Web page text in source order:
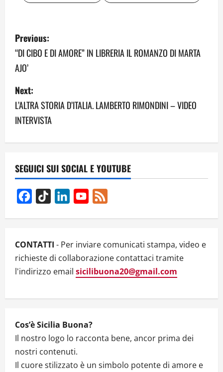
P
o
s
t
n
a
i
g
a
t
i
n
Previous:
“DI CIBO E DI AMORE” IN LIBRERIA IL ROMANZO DI MARTA
AJO’
Next:
L’ALTRA STORIA D’ITALIA. LAMBERTO RIMONDINI – VIDEO
INTERVISTA
SEGUICI SUI SOCIAL E YOUTUBE
Facebook
TikTok LinkedInYouTube
CONTATTI - Per inviare comunicati stampa, video e
richieste di collaborazione contattaci tramite
l'indirizzo email sicilibuona20@gmail.com
Cos’è Sicilia Buona?
Il nostro logo lo racconta bene, ancor prima dei
nostri contenuti.
Il cuore stilizzato è un simbolo potente di amore e